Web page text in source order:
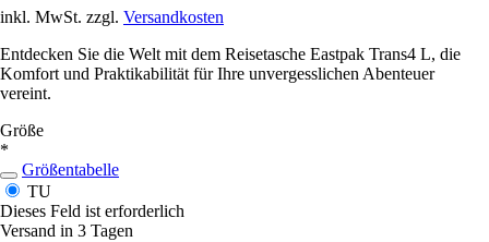
inkl. MwSt. zzgl. Versandkosten
Entdecken Sie die Welt mit dem Reisetasche Eastpak Trans4 L, die
Komfort und Praktikabilität für Ihre unvergesslichen Abenteuer
vereint.
Größe
*
Größentabelle
TU
Dieses Feld ist erforderlich
Versand in 3 Tagen